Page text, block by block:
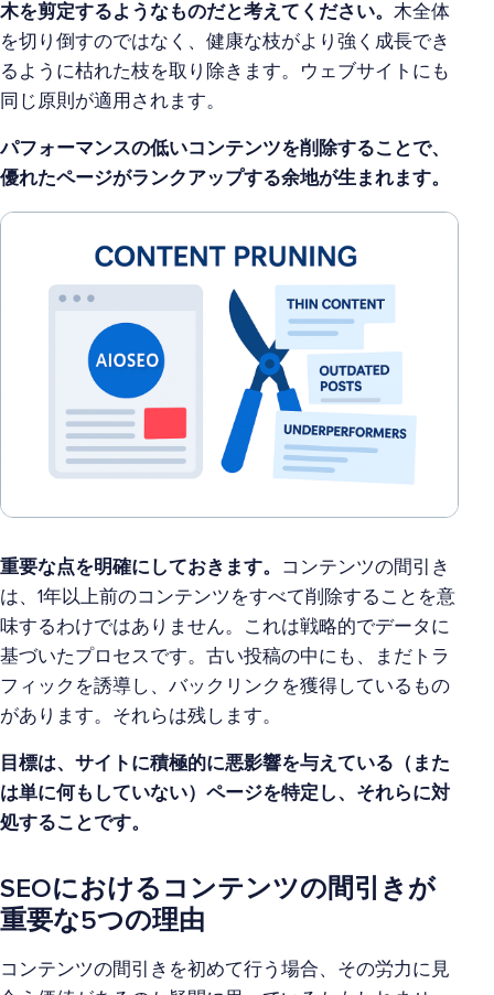
木を剪定するようなものだと考えてください。 木全体
を切り倒すのではなく、健康な枝がより強く成長でき
るように枯れた枝を取り除きます。ウェブサイトにも
同じ原則が適用されます。
パフォーマンスの低いコンテンツを削除することで、
優れたページがランクアップする余地が生まれます。
重要な点を明確にしておきます。
コンテンツの間引き
は、1年以上前のコンテンツをすべて削除することを意
味するわけではありません。これは戦略的でデータに
基づいたプロセスです。古い投稿の中にも、まだトラ
フィックを誘導し、バックリンクを獲得しているもの
があります。それらは残します。
目標は、サイトに積極的に悪影響を与えている（また
は単に何もしていない）ページを特定し、それらに対
処することです。
SEOにおけるコンテンツの間引きが
重要な5つの理由
コンテンツの間引きを初めて行う場合、その労力に見